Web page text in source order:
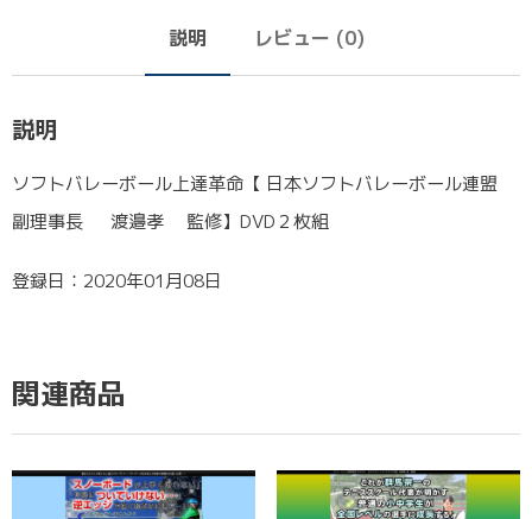
説明 レビュー (0)
説明
ソフトバレーボール上達革命【 日本ソフトバレーボール連盟
副理事長 渡邉孝 監修】DVD２枚組
登録日：2020年01月08日
関連商品